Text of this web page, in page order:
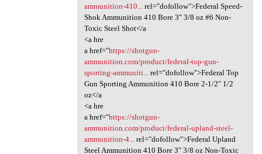
ammunition-410...rel="dofollow">Federal Speed-
Shok Ammunition 410 Bore 3″ 3/8 oz #6 Non-
Toxic Steel Shot</a
<a hre
a href="https://shotgun-
ammunition.com/product/federal-top-gun-
sporting-ammuniti...rel="dofollow">Federal Top
Gun Sporting Ammunition 410 Bore 2-1/2″ 1/2
oz</a
<a hre
a href="https://shotgun-
ammunition.com/product/federal-upland-steel-
ammunition-4...rel="dofollow">Federal Upland
Steel Ammunition 410 Bore 3″ 3/8 oz Non-Toxic